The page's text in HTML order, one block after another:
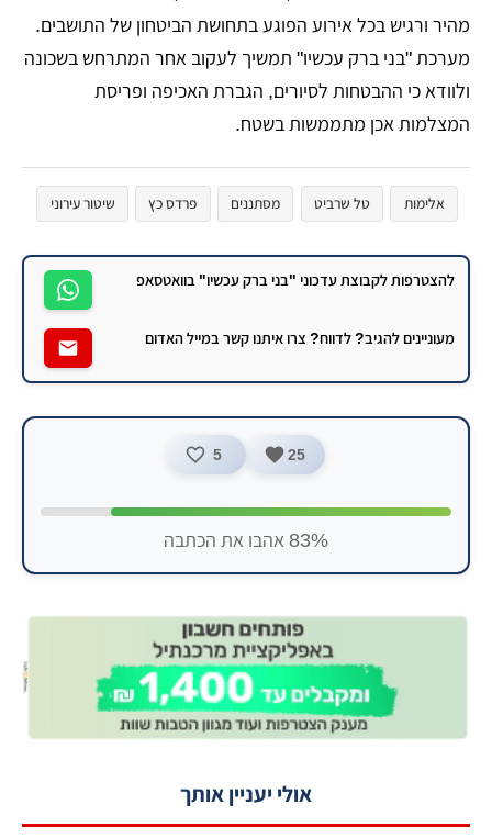
מהיר ורגיש בכל אירוע הפוגע בתחושת הביטחון של התושבים.
מערכת "בני ברק עכשיו" תמשיך לעקוב אחר המתרחש בשכונה
ולוודא כי ההבטחות לסיורים, הגברת האכיפה ופריסת
המצלמות אכן מתממשות בשטח.
אלימות טל שרביט מסתננים פרדס כץ שיטור עירוני
להצטרפות לקבוצת עדכוני "בני ברק עכשיו" בוואטסאפ
מעוניינים להגיב? לדווח? צרו איתנו קשר במייל האדום
25
5
83% אהבו את הכתבה
אולי יעניין אותך